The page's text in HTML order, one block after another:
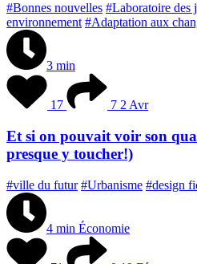
#Bonnes nouvelles #Laboratoire des
environnement #Adaptation aux
3 min
17 7 2 Avr
Et si on pouvait voir son
presque y toucher!)
#ville du futur #Urbanisme #design
4 min Économie